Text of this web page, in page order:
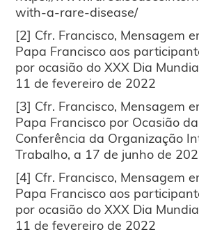
with-a-rare-disease/
[2] Cfr. Francisco, Mensagem
Papa Francisco aos
por ocasião do XXX Dia
11 de fevereiro de 2022
[3] Cfr. Francisco, Mensagem
Papa Francisco por Ocasião
Conferência da Organização
Trabalho, a 17 de junho de
[4] Cfr. Francisco, Mensagem
Papa Francisco aos
por ocasião do XXX Dia
11 de fevereiro de 2022